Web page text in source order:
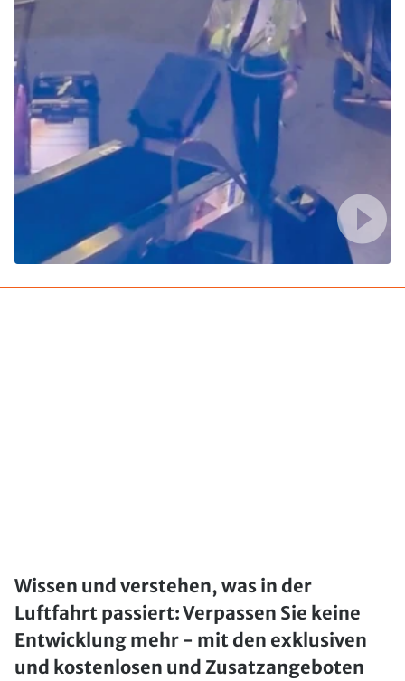
Wissen und verstehen, was in der
Luftfahrt passiert: Verpassen Sie keine
Entwicklung mehr - mit den exklusiven
und kostenlosen und Zusatzangeboten